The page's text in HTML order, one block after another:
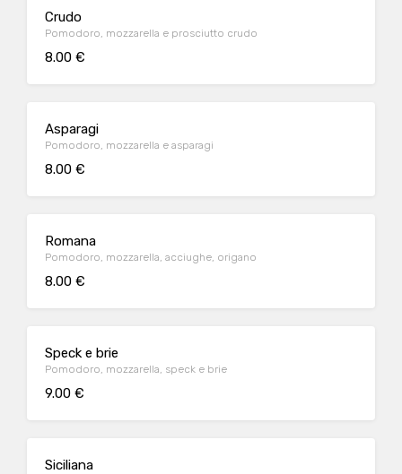
Crudo
Pomodoro, mozzarella e prosciutto crudo
8.00 €
Asparagi
Pomodoro, mozzarella e asparagi
8.00 €
Romana
Pomodoro, mozzarella, acciughe, origano
8.00 €
Speck e brie
Pomodoro, mozzarella, speck e brie
9.00 €
Siciliana